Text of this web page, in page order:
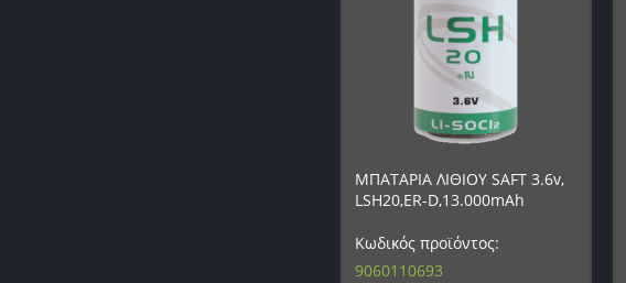
ΜΠΑΤΑΡΙΑ ΛΙΘΙΟΥ SAFT 3.6v,
LSH20,ER-D,13.000mAh
Κωδικός προϊόντος:
9060110693